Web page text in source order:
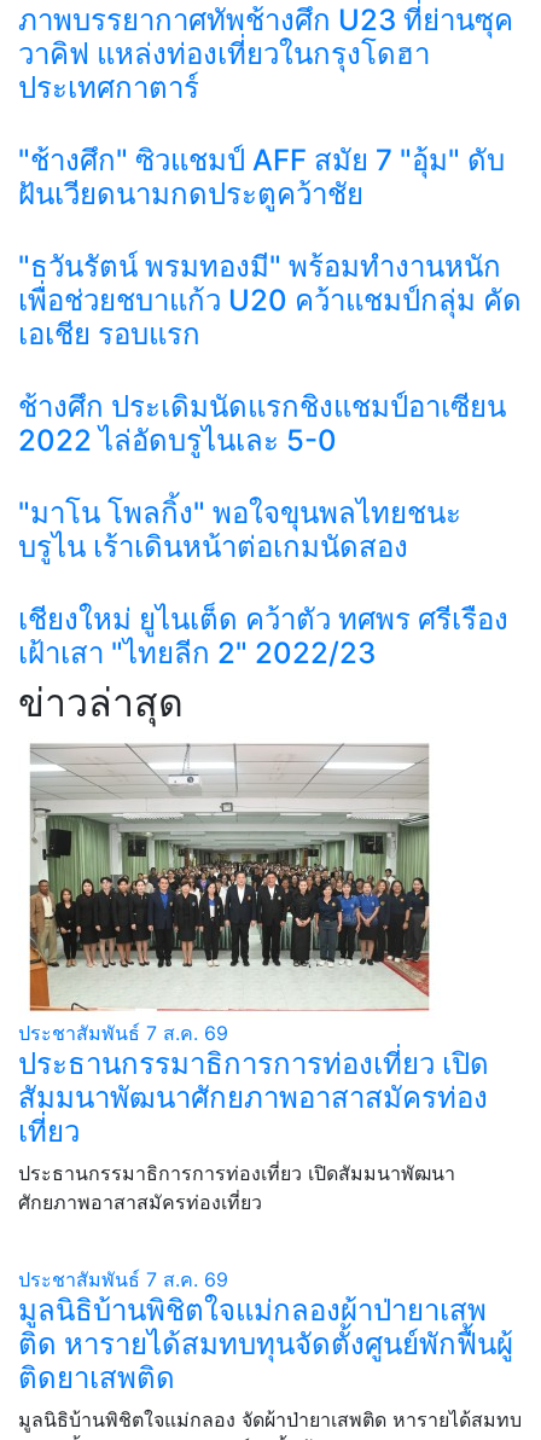
ภาพบรรยากาศทัพช้างศึก U23 ที่ย่านซุค
วาคิฟ แหล่งท่องเที่ยวในกรุงโดฮา
ประเทศกาตาร์
"ช้างศึก" ซิวแชมป์ AFF สมัย 7 "อุ้ม" ดับ
ฝันเวียดนามกดประตูคว้าชัย
"ธวันรัตน์ พรมทองมี" พร้อมทำงานหนัก
เพื่อช่วยชบาแก้ว U20 คว้าแชมป์กลุ่ม คัด
เอเชีย รอบแรก
ช้างศึก ประเดิมนัดแรกชิงแชมป์อาเซียน
2022 ไล่อัดบรูไนเละ 5-0
"มาโน โพลกิ้ง" พอใจขุนพลไทยชนะ
บรูไน เร้าเดินหน้าต่อเกมนัดสอง
เชียงใหม่ ยูไนเต็ด คว้าตัว ทศพร ศรีเรือง
เฝ้าเสา "ไทยลีก 2" 2022/23
ข่าวล่าสุด
ประชาสัมพันธ์ 7 ส.ค. 69
ประธานกรรมาธิการการท่องเที่ยว เปิด
สัมมนาพัฒนาศักยภาพอาสาสมัครท่อง
เที่ยว
ประธานกรรมาธิการการท่องเที่ยว เปิดสัมมนาพัฒนา
ศักยภาพอาสาสมัครท่องเที่ยว
ประชาสัมพันธ์ 7 ส.ค. 69
มูลนิธิบ้านพิชิตใจแม่กลองผ้าป่ายาเสพ
ติด หารายได้สมทบทุนจัดตั้งศูนย์พักฟื้นผู้
ติดยาเสพติด
มูลนิธิบ้านพิชิตใจแม่กลอง จัดผ้าป่ายาเสพติด หารายได้สมทบ